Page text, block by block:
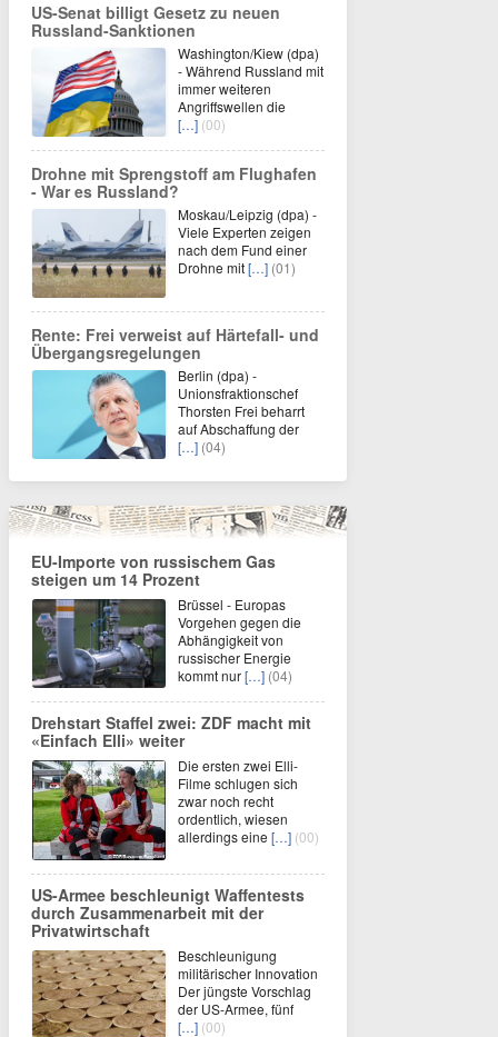
US-Senat billigt Gesetz zu neuen
Russland-Sanktionen
Washington/Kiew (dpa)
- Während Russland mit
immer weiteren
Angriffswellen die
[…] (00)
Drohne mit Sprengstoff am Flughafen
- War es Russland?
Moskau/Leipzig (dpa) -
Viele Experten zeigen
nach dem Fund einer
Drohne mit[…] (01)
Rente: Frei verweist auf Härtefall- und
Übergangsregelungen
Berlin (dpa) -
Unionsfraktionschef
Thorsten Frei beharrt
auf Abschaffung der
[…] (04)
EU-Importe von russischem Gas
steigen um 14 Prozent
Brüssel - Europas
Vorgehen gegen die
Abhängigkeit von
russischer Energie
kommt nur[…] (04)
Drehstart Staffel zwei: ZDF macht mit
«Einfach Elli» weiter
Die ersten zwei Elli-
Filme schlugen sich
zwar noch recht
ordentlich, wiesen
allerdings eine […] (00)
US-Armee beschleunigt Waffentests
durch Zusammenarbeit mit der
Privatwirtschaft
Beschleunigung
militärischer Innovation
Der jüngste Vorschlag
der US-Armee, fünf
[…] (00)